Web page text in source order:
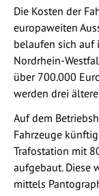
Die Kosten der
europaweiten
belaufen sich auf
Nordrhein-
über 700.000
werden drei
Auf dem
Fahrzeuge
Trafostation mit
aufgebaut. Diese
mittels